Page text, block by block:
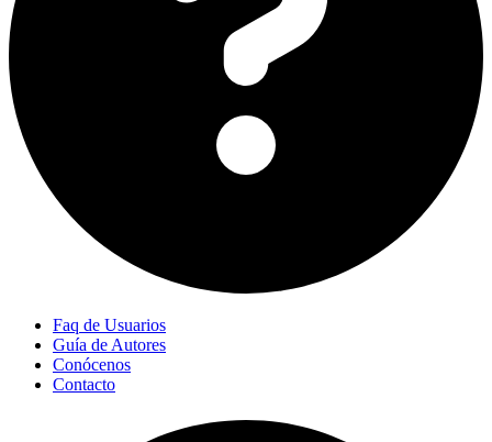
Faq de Usuarios
Guía de Autores
Conócenos
Contacto